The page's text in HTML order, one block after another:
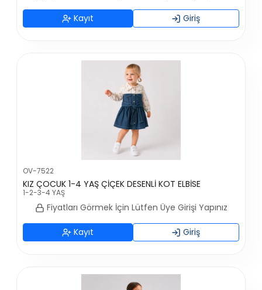
Kayıt Giriş
OV-7522
KIZ ÇOCUK 1-4 YAŞ ÇİÇEK DESENLİ KOT ELBİSE
1-2-3-4 YAŞ
Fiyatları Görmek İçin Lütfen Üye Girişi Yapınız
Kayıt Giriş